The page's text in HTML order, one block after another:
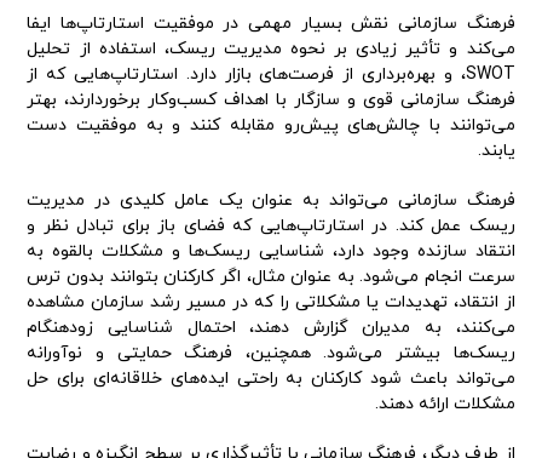
فرهنگ سازمانی نقش بسیار مهمی در موفقیت استارتاپ‌ها ایفا
می‌کند و تأثیر زیادی بر نحوه مدیریت ریسک، استفاده از تحلیل
SWOT، و بهره‌برداری از فرصت‌های بازار دارد. استارتاپ‌هایی که از
فرهنگ سازمانی قوی و سازگار با اهداف کسب‌وکار برخوردارند، بهتر
می‌توانند با چالش‌های پیش‌رو مقابله کنند و به موفقیت دست
یابند.
فرهنگ سازمانی می‌تواند به عنوان یک عامل کلیدی در مدیریت
ریسک عمل کند. در استارتاپ‌هایی که فضای باز برای تبادل نظر و
انتقاد سازنده وجود دارد، شناسایی ریسک‌ها و مشکلات بالقوه به
سرعت انجام می‌شود. به عنوان مثال، اگر کارکنان بتوانند بدون ترس
از انتقاد، تهدیدات یا مشکلاتی را که در مسیر رشد سازمان مشاهده
می‌کنند، به مدیران گزارش دهند، احتمال شناسایی زودهنگام
ریسک‌ها بیشتر می‌شود. همچنین، فرهنگ حمایتی و نوآورانه
می‌تواند باعث شود کارکنان به راحتی ایده‌های خلاقانه‌ای برای حل
مشکلات ارائه دهند.